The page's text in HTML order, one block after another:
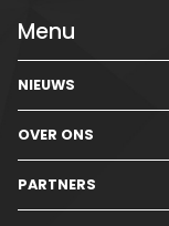
Menu
NIEUWS
OVER ONS
PARTNERS